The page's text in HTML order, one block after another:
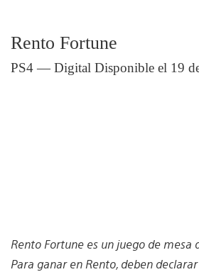
Rento Fortune
PS4 — Digital Disponible el 19
Rento Fortune es un juego de mesa
Para ganar en Rento, deben